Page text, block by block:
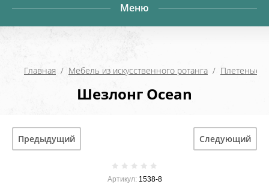
Меню
Главная
  /
Мебель из искусственного ротанга
  /
Плетеные
Шезлонг Ocean
Предыдущий Следующий
Артикул:1538-8